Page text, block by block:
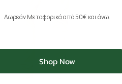
Δωρεάν Μεταφορικά από 50€ και άνω.
Shop Now